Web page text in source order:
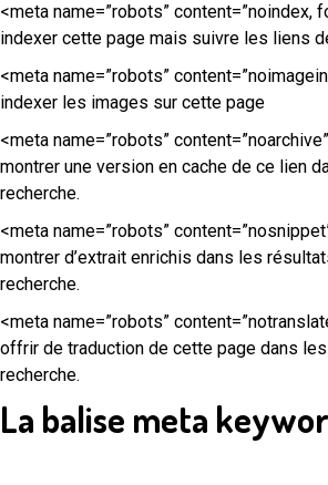
<meta name=”robots” content=”noindex,
indexer cette page mais suivre les liens
<meta name=”robots”
indexer les images sur cette page
<meta name=”robots”
montrer une version en cache de ce lien
recherche.
<meta name=”robots”
montrer d’extrait enrichis dans les
recherche.
<meta name=”robots”
offrir de traduction de cette page dans
recherche.
La balise meta